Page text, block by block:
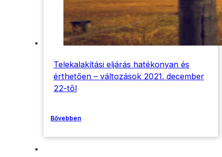
Telekalakítási eljárás hatékonyan és
érthetően – változások 2021. december
22-től
Bővebben